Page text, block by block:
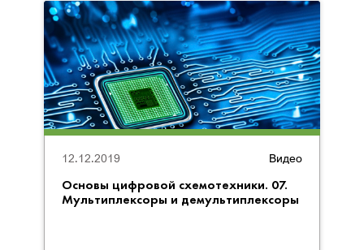
Видео
Основы цифровой схемотехники. 07.
Мультиплексоры и демультиплексоры
12.12.2019